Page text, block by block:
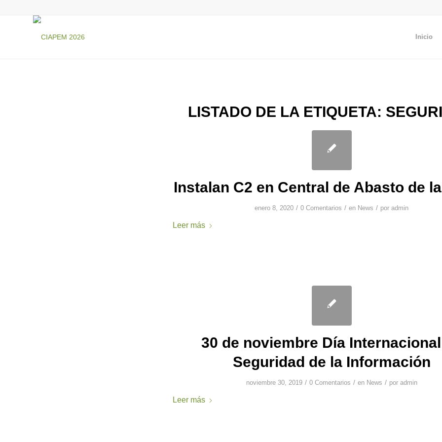
Inicio
LISTADO DE LA ETIQUETA:
Instalan C2 en Central de Abasto de
enero 8, 2020 / 0 Comentarios / en News / por admin
Leer más
30 de noviembre Día
Seguridad de la Información
noviembre 30, 2019 / 0 Comentarios / en News / por admin
Leer más